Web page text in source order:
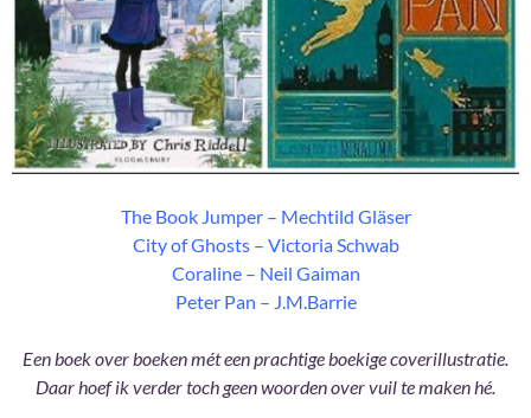
The Book Jumper – Mechtild Gläser
City of Ghosts – Victoria Schwab
Coraline – Neil Gaiman
Peter Pan – J.M.Barrie
Een boek over boeken mét een prachtige boekige coverillustratie.
Daar hoef ik verder toch geen woorden over vuil te maken hé.